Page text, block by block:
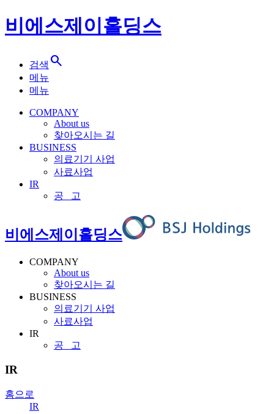
비에스제이홀딩스
검색 search
메뉴
메뉴
COMPANY
About us
찾아오시는 길
BUSINESS
의료기기 사업
사료사업
IR
공 고
비에스제이홀딩스
COMPANY
About us
찾아오시는 길
BUSINESS
의료기기 사업
사료사업
IR
공 고
IR
홈으로
IR